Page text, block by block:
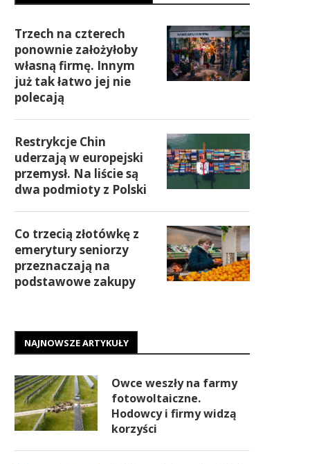
Trzech na czterech
ponownie założyłoby
własną firmę. Innym
już tak łatwo jej nie
polecają
Restrykcje Chin
uderzają w europejski
przemysł. Na liście są
dwa podmioty z Polski
Co trzecią złotówkę z
emerytury seniorzy
przeznaczają na
podstawowe zakupy
NAJNOWSZE ARTYKUŁY
Owce weszły na farmy
fotowoltaiczne.
Hodowcy i firmy widzą
korzyści